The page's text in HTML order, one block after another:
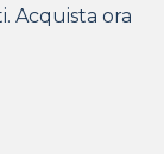
Acquista ora